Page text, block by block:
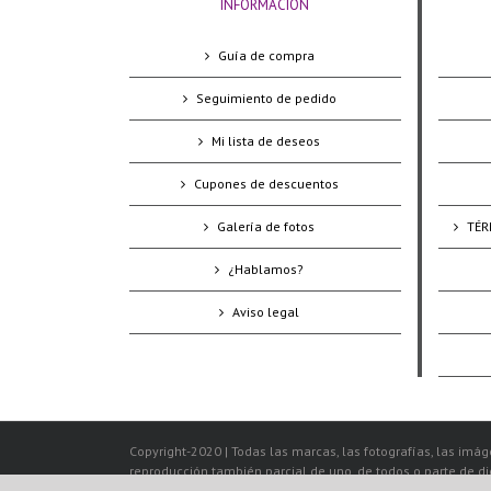
INFORMACIÓN
Guía de compra
Seguimiento de pedido
Mi lista de deseos
Cupones de descuentos
Galería de fotos
¿Hablamos?
Aviso legal
Copyright-2020 | Todas las marcas, las fotografías, las
reproducción también parcial de uno, de todos o parte de